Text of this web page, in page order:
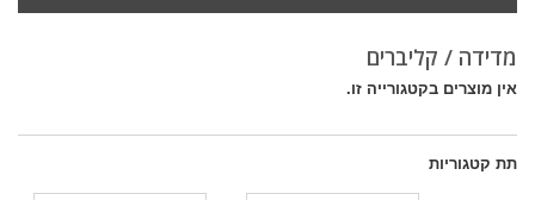
מדידה / קליברים
אין מוצרים בקטגורייה זו.
תת קטגוריות